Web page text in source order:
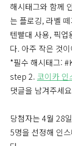
해시태그와 함께
는 플로깅, 라벨
텐빨대 사용, 픽업
다. 아주 작은 것
*필수 해시태그:
step 2. 코이카 인
댓글을 남겨주세
당첨자는 4월 28
5명을 선정해 인